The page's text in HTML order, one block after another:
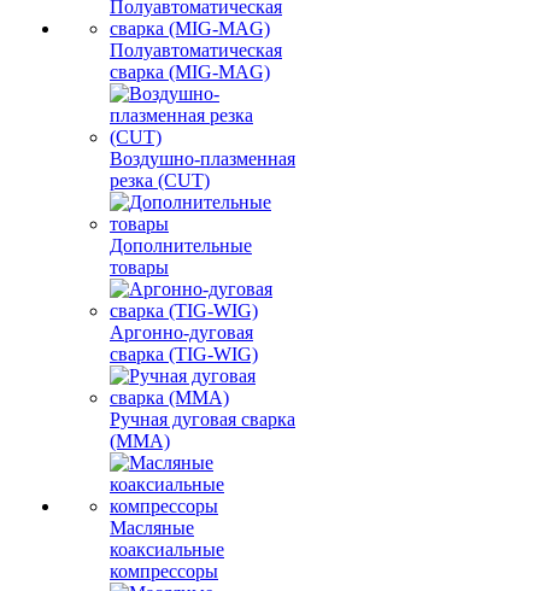
Полуавтоматическая
сварка (MIG-MAG)
Воздушно-плазменная
резка (CUT)
Дополнительные
товары
Аргонно-дуговая
сварка (TIG-WIG)
Ручная дуговая сварка
(MMA)
Масляные
коаксиальные
компрессоры